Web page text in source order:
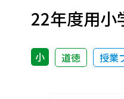
22年度用小
小 道徳 授業